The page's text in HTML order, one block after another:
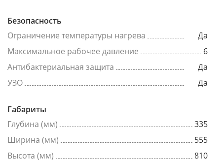
Безопасность
Ограничение температуры нагрева
Да
Максимальное рабочее давление
6
Антибактериальная защита
Да
УЗО
Да
Габариты
Глубина (мм)
335
Ширина (мм)
555
Высота (мм)
810